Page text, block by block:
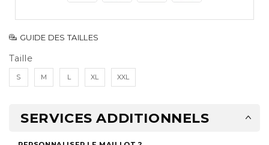
GUIDE DES TAILLES
Taille
S M L XL XXL
SERVICES ADDITIONNELS